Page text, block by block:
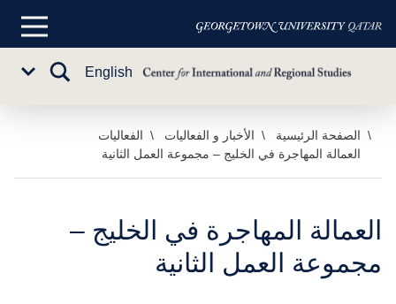
تخطي
المحتوى
القائمة
English
تبديل
الصفحة الرئيسية الأخبار و الفعاليات
الفعاليات
العمالة المهاجرة في الخليج – مجموعة العمل الثانية
العمالة المهاجرة في الخليج –
مجموعة العمل الثانية